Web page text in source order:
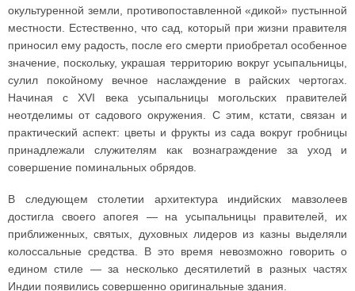
окультуренной земли, противопоставленной «дикой» пустынной
местности. Естественно, что сад, который при жизни правителя
приносил ему радость, после его смерти приобретал особенное
значение, поскольку, украшая территорию вокруг усыпальницы,
сулил покойному вечное наслаждение в райских чертогах.
Начиная с XVI века усыпальницы могольских правителей
неотделимы от садового окружения. С этим, кстати, связан и
практический аспект: цветы и фрукты из сада вокруг гробницы
принадлежали служителям как вознаграждение за уход и
совершение поминальных обрядов.
В следующем столетии архитектура индийских мавзолеев
достигла своего апогея — на усыпальницы правителей, их
приближенных, святых, духовных лидеров из казны выделяли
колоссальные средства. В это время невозможно говорить о
едином стиле — за несколько десятилетий в разных частях
Индии появились совершенно оригинальные здания.